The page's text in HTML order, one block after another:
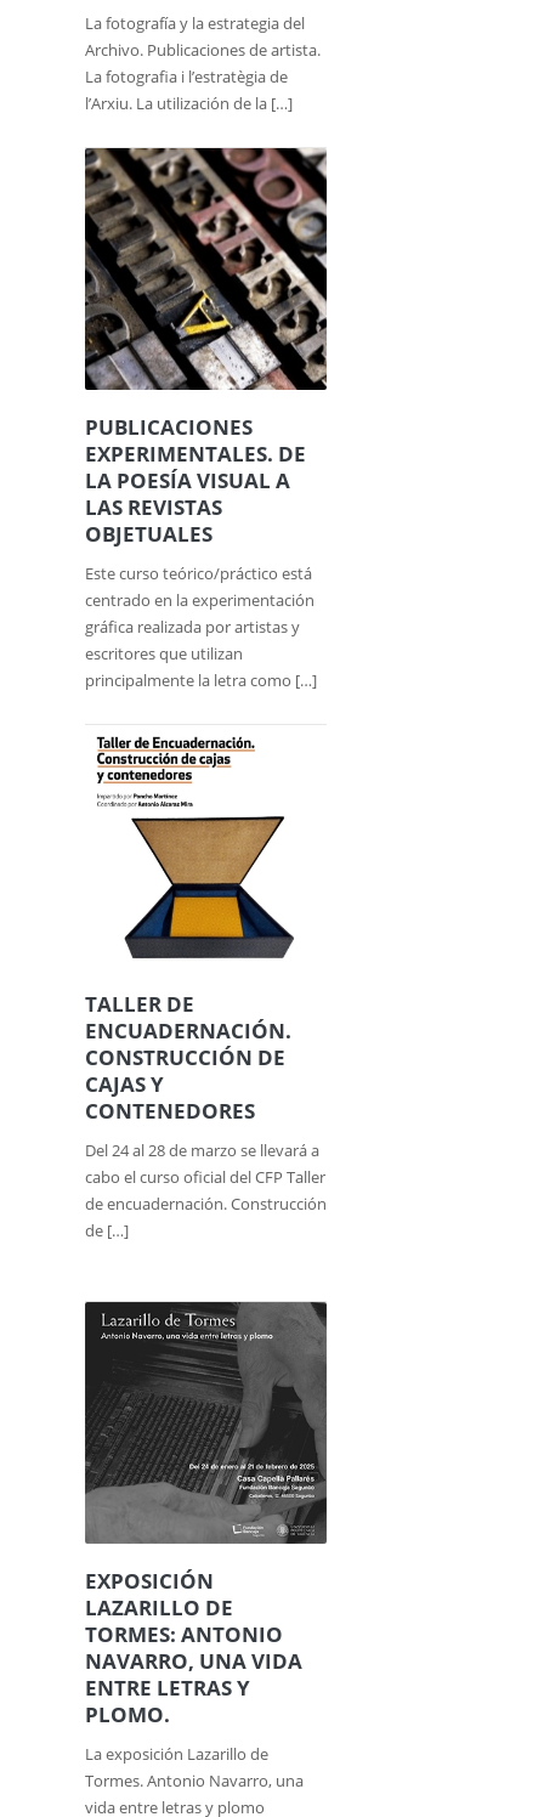
La fotografía y la estrategia del
Archivo. Publicaciones de artista.
La fotografia i l’estratègia de
l’Arxiu. La utilización de la […]
PUBLICACIONES
EXPERIMENTALES. DE
LA POESÍA VISUAL A
LAS REVISTAS
OBJETUALES
Este curso teórico/práctico está
centrado en la experimentación
gráfica realizada por artistas y
escritores que utilizan
principalmente la letra como […]
TALLER DE
ENCUADERNACIÓN.
CONSTRUCCIÓN DE
CAJAS Y
CONTENEDORES
Del 24 al 28 de marzo se llevará a
cabo el curso oficial del CFP Taller
de encuadernación. Construcción
de […]
EXPOSICIÓN
LAZARILLO DE
TORMES: ANTONIO
NAVARRO, UNA VIDA
ENTRE LETRAS Y
PLOMO.
La exposición Lazarillo de
Tormes. Antonio Navarro, una
vida entre letras y plomo